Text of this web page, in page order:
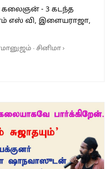
கலைஞன் - 3 கடந்த
எஸ் வி, இளையராஜா,
· சினிமா›